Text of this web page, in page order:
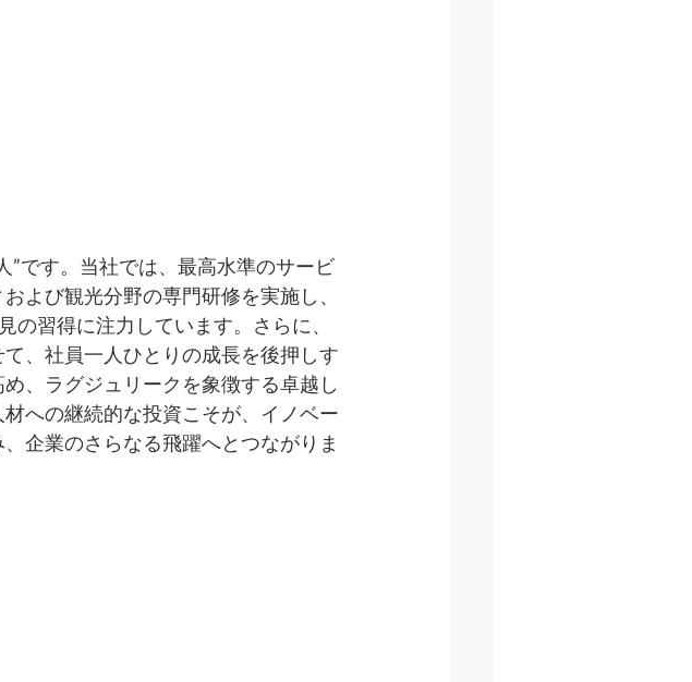
”です。当社では、最高水準のサービ
よび観光分野の専門研修を実施し、
習得に注力しています。さらに、
、社員一人ひとりの成長を後押しす
、ラグジュリークを象徴する卓越し
への継続的な投資こそが、イノベー
企業のさらなる飛躍へとつながりま